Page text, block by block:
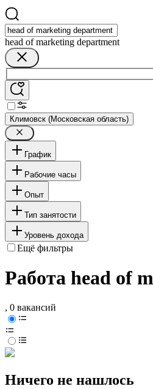
head of marketing department
Климовск (Московская область)
График
Рабочие часы
Опыт
Тип занятости
Уровень дохода
Ещё фильтры
Работа head of
, 0 вакансий
Ничего не нашлось